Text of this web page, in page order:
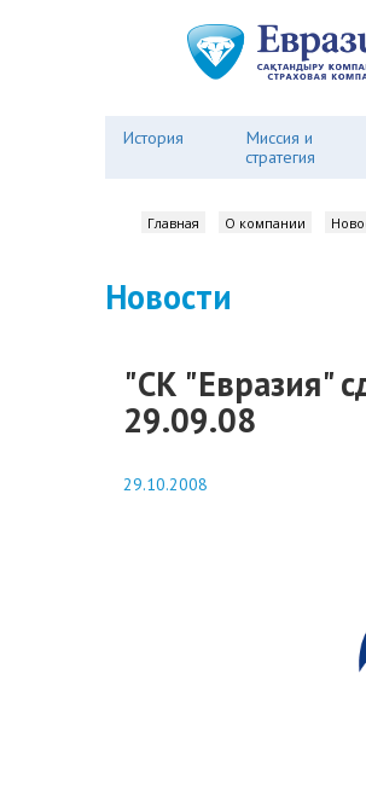
История
Миссия и
стратегия
Главная О компании
Новости
"СК "Евразия"
29.09.08
29.10.2008